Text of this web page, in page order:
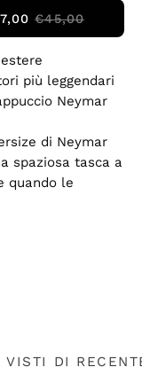
€45,00
più leggendari
Neymar
di Neymar
spaziosa tasca a
quando le
VISTI DI